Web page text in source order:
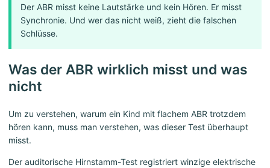
Der ABR misst keine Lautstärke und kein Hören. Er misst
Synchronie. Und wer das nicht weiß, zieht die falschen
Schlüsse.
Was der ABR wirklich misst und was
nicht
Um zu verstehen, warum ein Kind mit flachem ABR trotzdem
hören kann, muss man verstehen, was dieser Test überhaupt
misst.
Der auditorische Hirnstamm-Test registriert winzige elektrische